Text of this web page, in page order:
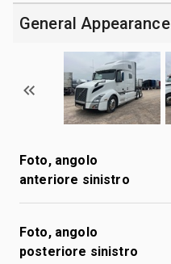
General Appearance
Foto, angolo
anteriore sinistro
Foto, angolo
posteriore sinistro